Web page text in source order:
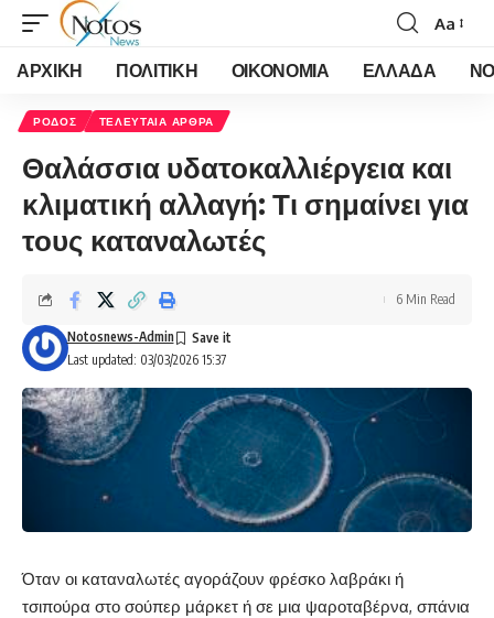
Font
Resizer
Aa
ΑΡΧΙΚΗ ΠΟΛΙΤΙΚΗ ΟΙΚΟΝΟΜΙΑ ΕΛΛΑΔΑ
ΡΟΔΟΣ ΤΕΛΕΥΤΑΙΑ ΑΡΘΡΑ
Θαλάσσια υδατοκαλλιέργεια και
κλιματική αλλαγή: Τι σημαίνει για
τους καταναλωτές
Last updated: 03/03/2026 15:37
Notosnews-Admin
6 Min Read
Όταν οι καταναλωτές αγοράζουν φρέσκο λαβράκι ή
τσιπούρα στο σούπερ μάρκετ ή σε μια ψαροταβέρνα, σπάνια